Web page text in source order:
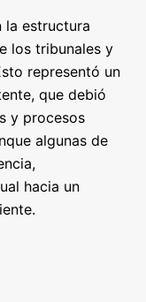
la estructura
los tribunales y
representó un
que debió
y procesos
algunas de
hacia un